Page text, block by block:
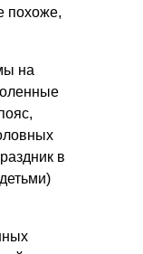
похоже,
на
в